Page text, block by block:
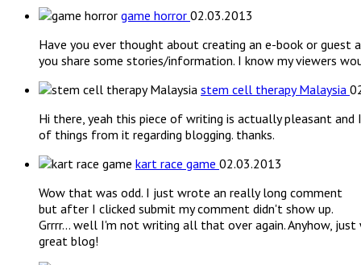
game horror 02.03.2013
Have you ever thought about creating an e-book or
you share some stories/information. I know my viewers
stem cell therapy Malaysia
Hi there, yeah this piece of writing is actually pleasant
of things from it regarding blogging. thanks.
kart race game 02.03.2013
Wow that was odd. I just wrote an really long comment
but after I clicked submit my comment didn't show up.
Grrrr... well I'm not writing all that over again. Anyhow,
great blog!